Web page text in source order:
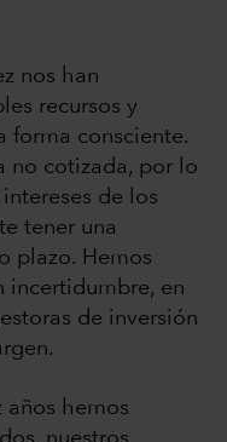
nos han
recursos y
forma consciente.
no cotizada, por lo
de los
tener una
plazo. Hemos
incertidumbre, en
de inversión
hemos